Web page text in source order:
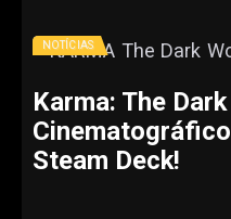
NOTÍCIAS
Karma: The
Steam Deck!